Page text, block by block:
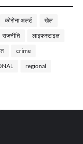
कोरोना अलर्ट खेल
राजनीति लाइफस्टाइल
crime
regional